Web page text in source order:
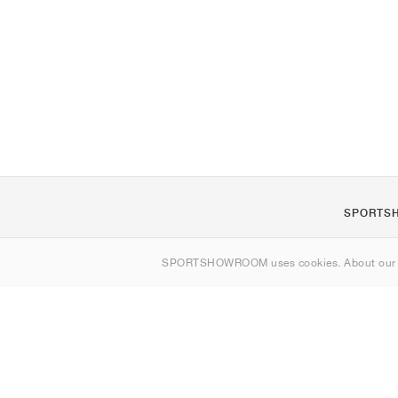
SPORTSHOWROOM uses cookies. About our
Kontakt